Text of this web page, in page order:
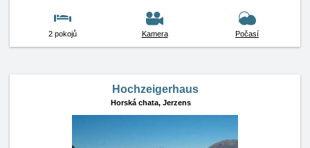
2 pokojů Kamera Počasí
Hochzeigerhaus
Horská chata, Jerzens